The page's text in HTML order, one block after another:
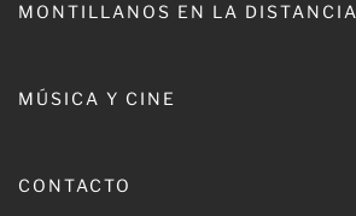
MONTILLANOS EN LA DISTANCIA
MÚSICA Y CINE
CONTACTO